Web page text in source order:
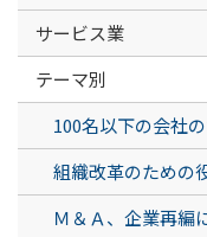
サービス業
テーマ別
100名以下の会社
組織改革のための
Ｍ＆Ａ、企業再編